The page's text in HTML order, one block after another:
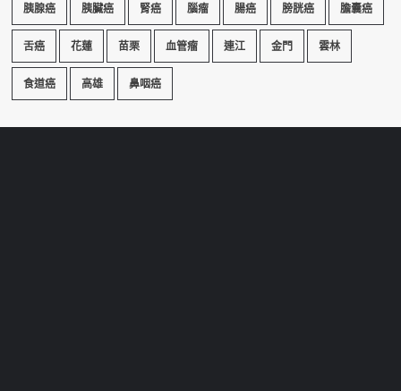
胰腺癌 胰臟癌 腎癌 腦瘤 腸癌 膀胱癌 膽囊癌
舌癌 花蓮 苗栗 血管瘤 連江 金門 雲林
食道癌 高雄 鼻咽癌